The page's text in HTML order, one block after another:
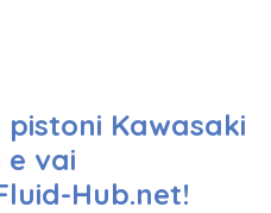
Kawasaki
e vai
Hub.net!